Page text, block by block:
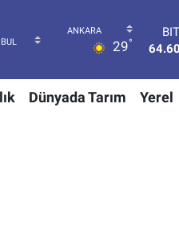
29°
Dünyada Tarım Yerel